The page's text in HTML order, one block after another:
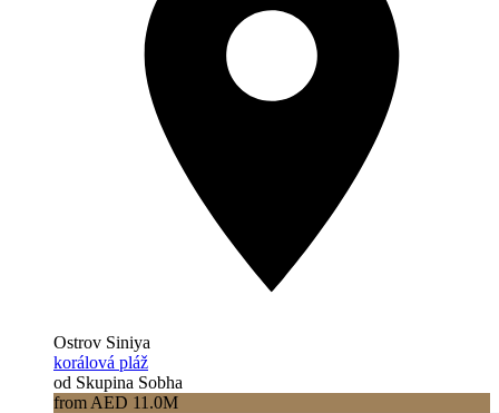
Ostrov Siniya
korálová pláž
od Skupina Sobha
from AED 11.0M